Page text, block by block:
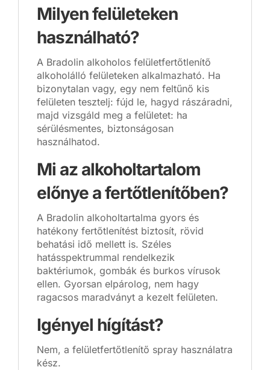
Milyen felületeken
használható?
A Bradolin alkoholos felületfertőtlenítő
alkoholálló felületeken alkalmazható. Ha
bizonytalan vagy, egy nem feltűnő kis
felületen tesztelj: fújd le, hagyd rászáradni,
majd vizsgáld meg a felületet: ha
sérülésmentes, biztonságosan
használhatod.
Mi az alkoholtartalom
előnye a fertőtlenítőben?
A Bradolin alkoholtartalma gyors és
hatékony fertőtlenítést biztosít, rövid
behatási idő mellett is. Széles
hatásspektrummal rendelkezik
baktériumok, gombák és burkos vírusok
ellen. Gyorsan elpárolog, nem hagy
ragacsos maradványt a kezelt felületen.
Igényel hígítást?
Nem, a felületfertőtlenítő spray használatra
kész.